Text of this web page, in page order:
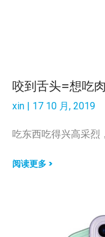
咬到舌头=想吃
xin 17 10 月, 2019
吃东西吃得兴高采烈
阅读更多 >